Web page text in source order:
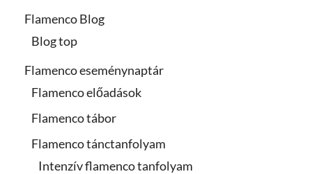
Flamenco Blog
Blog top
Flamenco eseménynaptár
Flamenco előadások
Flamenco tábor
Flamenco tánctanfolyam
Intenzív flamenco tanfolyam